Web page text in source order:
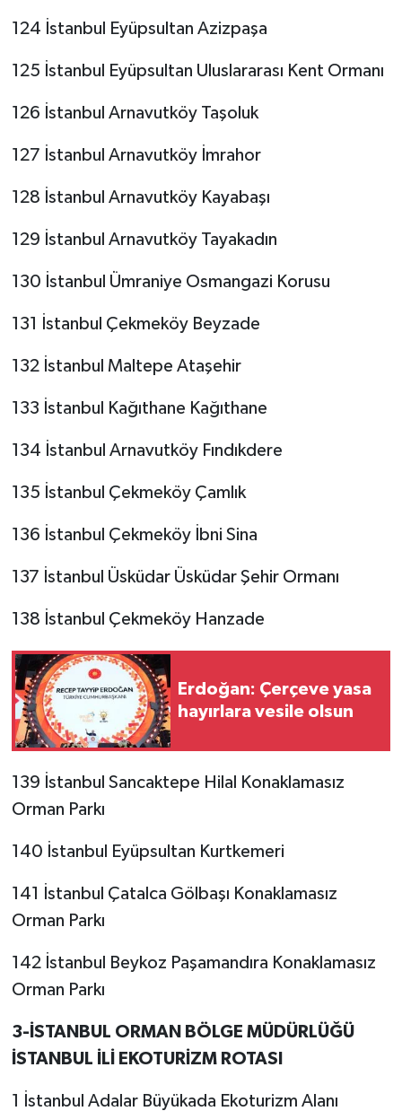
124 İstanbul Eyüpsultan Azizpaşa
125 İstanbul Eyüpsultan Uluslararası Kent Ormanı
126 İstanbul Arnavutköy Taşoluk
127 İstanbul Arnavutköy İmrahor
128 İstanbul Arnavutköy Kayabaşı
129 İstanbul Arnavutköy Tayakadın
130 İstanbul Ümraniye Osmangazi Korusu
131 İstanbul Çekmeköy Beyzade
132 İstanbul Maltepe Ataşehir
133 İstanbul Kağıthane Kağıthane
134 İstanbul Arnavutköy Fındıkdere
135 İstanbul Çekmeköy Çamlık
136 İstanbul Çekmeköy İbni Sina
137 İstanbul Üsküdar Üsküdar Şehir Ormanı
138 İstanbul Çekmeköy Hanzade
Erdoğan: Çerçeve yasa
hayırlara vesile olsun
139 İstanbul Sancaktepe Hilal Konaklamasız
Orman Parkı
140 İstanbul Eyüpsultan Kurtkemeri
141 İstanbul Çatalca Gölbaşı Konaklamasız
Orman Parkı
142 İstanbul Beykoz Paşamandıra Konaklamasız
Orman Parkı
3-İSTANBUL ORMAN BÖLGE MÜDÜRLÜĞÜ
İSTANBUL İLİ EKOTURİZM ROTASI
1 İstanbul Adalar Büyükada Ekoturizm Alanı